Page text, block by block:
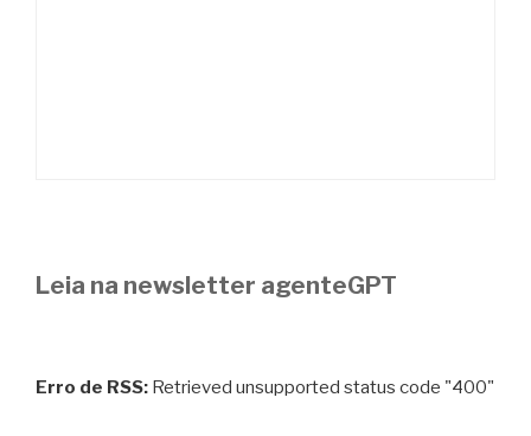
Leia na newsletter agenteGPT
Erro de RSS: Retrieved unsupported status code "400"